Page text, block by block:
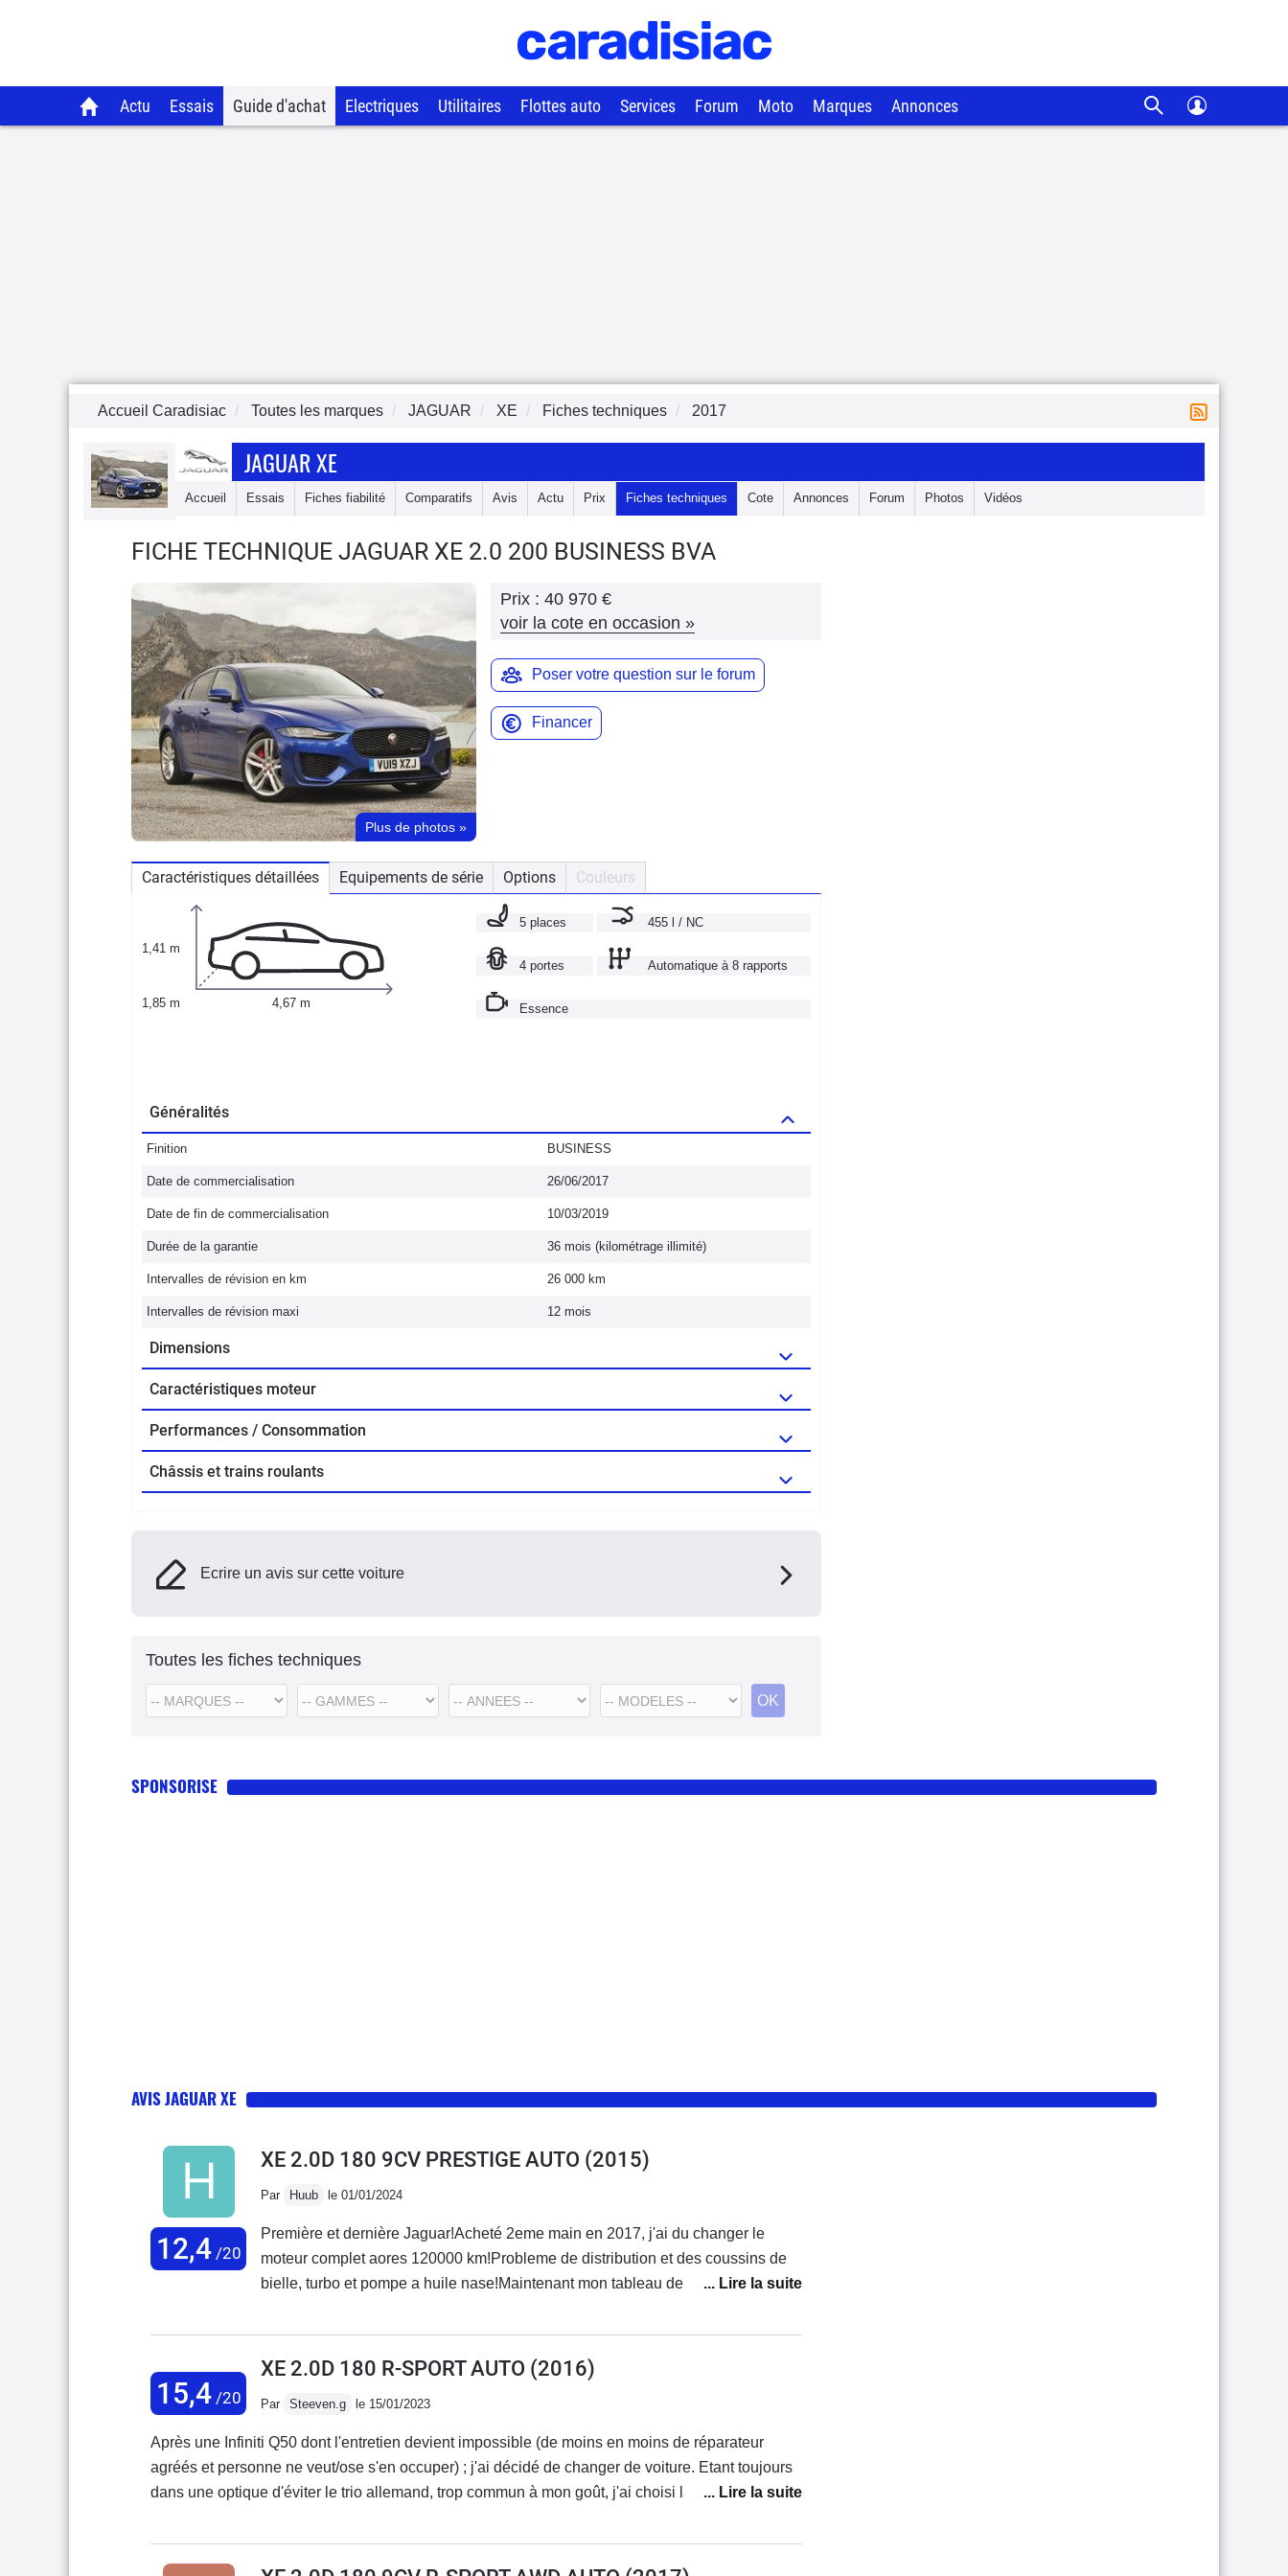
Actu Essais Guide d'achat Electriques Utilitaires Flottes auto Services Forum Moto Marques Annonces
Accueil Caradisiac Toutes les marques JAGUAR XE Fiches techniques 2017
JAGUAR XE
Accueil Essais Fiches fiabilité Comparatifs Avis Actu Prix Fiches techniques Cote Annonces Forum Photos Vidéos
FICHE TECHNIQUE JAGUAR XE 2.0 200 BUSINESS BVA
Plus de photos »
Prix : 40 970 €
voir la cote en occasion »
Poser votre question sur le forum
Financer
Caractéristiques détaillées Equipements de série Options Couleurs
1,41 m
1,85 m 4,67 m
5 places 455 l / NC
4 portes Automatique à 8 rapports
Essence
Généralités
Finition BUSINESS
Date de commercialisation 26/06/2017
Date de fin de commercialisation 10/03/2019
Durée de la garantie 36 mois (kilométrage illimité)
Intervalles de révision en km 26 000 km
Intervalles de révision maxi 12 mois
Dimensions
Caractéristiques moteur
Performances / Consommation
Châssis et trains roulants
Ecrire un avis sur cette voiture
Toutes les fiches techniques
SPONSORISE
AVIS JAGUAR XE
12,4/20
XE 2.0D 180 9CV PRESTIGE AUTO (2015)
Par Huub le 01/01/2024
Première et dernière Jaguar!Acheté 2eme main en 2017, j'ai du changer le
moteur complet aores 120000 km!Probleme de distribution et des coussins de
bielle, turbo et pompe a huile nase!Maintenant mon tableau de bord resemble a
marque de "Prestige", comme Jaguar, c'est inadmissible!Il faut meme payer
pour mettre a jour le gps, si il fonctionne!!!C'est vrai, en temps normale c'est une
voiture extremement confortable surtout sur l'autoroute.Moi, je vais la changer,
plus jamais Jaguar!!!!!
15,4/20
XE 2.0D 180 R-SPORT AUTO (2016)
Par Steeven.g le 15/01/2023
Après une Infiniti Q50 dont l'entretien devient impossible (de moins en moins de réparateur
agréés et personne ne veut/ose s'en occuper) ; j'ai décidé de changer de voiture. Etant toujours
dans une optique d'éviter le trio allemand, trop commun à mon goût, j'ai choisi la Jaguar XE car
est bien optionné. L'affichage tête haute est bluffant et n'a rien à voir avec celui de ma Peugeot
508 de première génération que je possédais autrefois. Le volant chauffant est très agréable et